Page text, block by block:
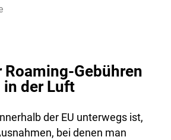
Gebühren
in der Luft
der EU unterwegs ist,
bei denen man